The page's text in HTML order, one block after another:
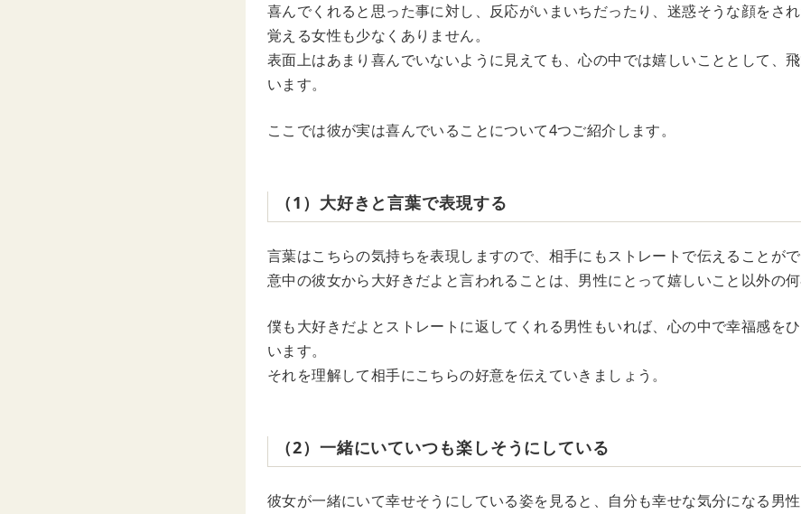
喜んでくれると思った事に対し、反応がいまいちだったり、迷惑そうな顔をさ
覚える女性も少なくありません。
表面上はあまり喜んでいないように見えても、心の中では嬉しいこととして、
います。
ここでは彼が実は喜んでいることについて4つご紹介します。
（1）大好きと言葉で表現する
言葉はこちらの気持ちを表現しますので、相手にもストレートで伝えることがで
意中の彼女から大好きだよと言われることは、男性にとって嬉しいこと以外の何
僕も大好きだよとストレートに返してくれる男性もいれば、心の中で幸福感を
います。
それを理解して相手にこちらの好意を伝えていきましょう。
（2）一緒にいていつも楽しそうにしている
彼女が一緒にいて幸せそうにしている姿を見ると、自分も幸せな気分になる男